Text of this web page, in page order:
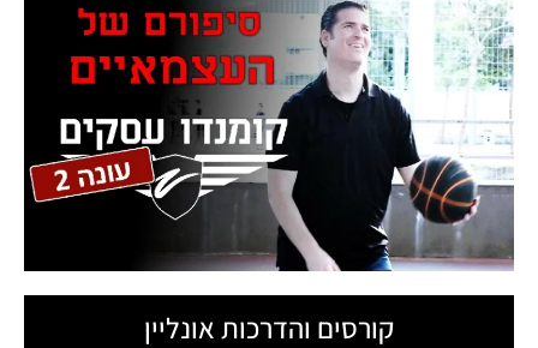
קורסים והדרכות אונליין